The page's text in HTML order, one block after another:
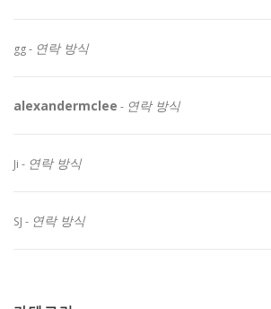
gg- 연락 방식
alexandermclee - 연락 방식
Ji - 연락 방식
SJ - 연락 방식